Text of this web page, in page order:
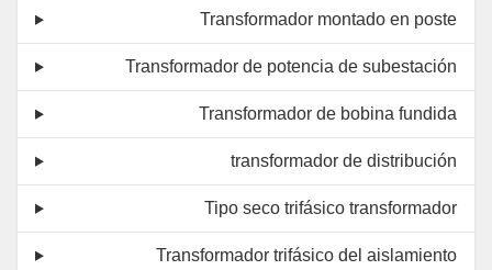
Transformador montado en poste
Transformador de potencia de subestación
Transformador de bobina fundida
transformador de distribución
Tipo seco trifásico transformador
Transformador trifásico del aislamiento